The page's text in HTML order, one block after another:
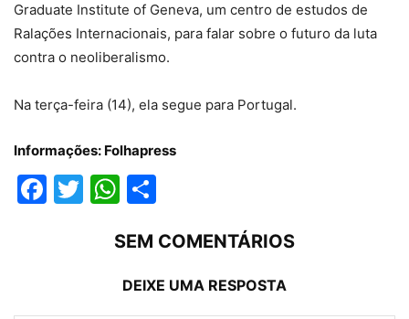
Graduate Institute of Geneva, um centro de estudos de
Ralações Internacionais, para falar sobre o futuro da luta
contra o neoliberalismo.
Na terça-feira (14), ela segue para Portugal.
Informações: Folhapress
Facebook
TwitterWhatsApp
SEM COMENTÁRIOS
DEIXE UMA RESPOSTA